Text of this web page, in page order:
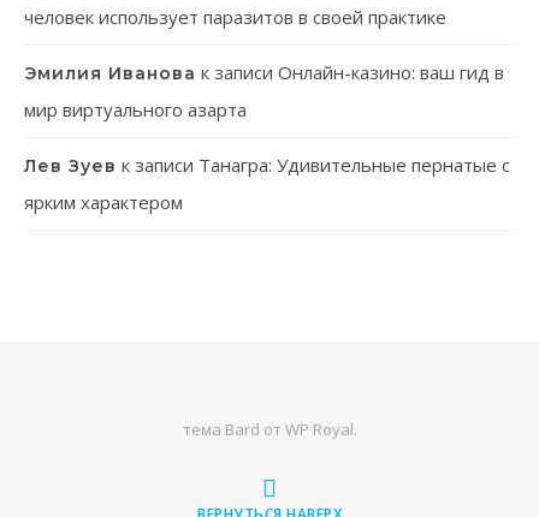
человек использует паразитов в своей практике
Эмилия Иванова к записи Онлайн-казино: ваш гид в
мир виртуального азарта
Лев Зуев к записи Танагра: Удивительные пернатые с
ярким характером
тема Bard от WP Royal.